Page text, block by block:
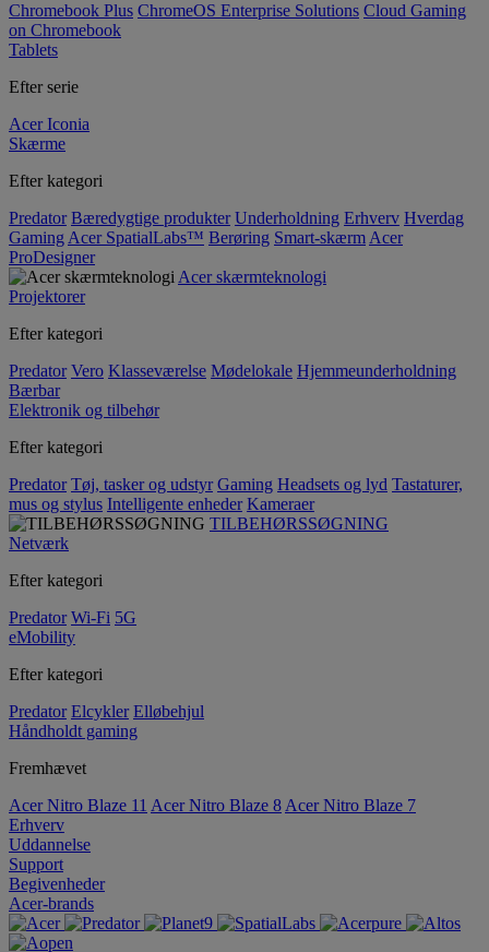
Chromebook Plus ChromeOS Enterprise Solutions Cloud Gaming
on Chromebook
Tablets
Efter serie
Acer Iconia
Skærme
Efter kategori
Predator Bæredygtige produkter Underholdning Erhverv Hverdag
Gaming Acer SpatialLabs™ Berøring Smart-skærm Acer
ProDesigner
Acer skærmteknologi
Projektorer
Efter kategori
Predator Vero Klasseværelse Mødelokale Hjemmeunderholdning
Bærbar
Elektronik og tilbehør
Efter kategori
Predator Tøj, tasker og udstyr Gaming Headsets og lyd Tastaturer,
mus og stylus Intelligente enheder Kameraer
TILBEHØRSSØGNING
Netværk
Efter kategori
Predator Wi-Fi 5G
eMobility
Efter kategori
Predator Elcykler Elløbehjul
Håndholdt gaming
Fremhævet
Acer Nitro Blaze 11 Acer Nitro Blaze 8 Acer Nitro Blaze 7
Erhverv
Uddannelse
Support
Begivenheder
Acer-brands